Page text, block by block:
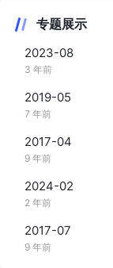
专题展示
2023-08
3 年前
2019-05
7 年前
2017-04
9 年前
2024-02
2 年前
2017-07
9 年前